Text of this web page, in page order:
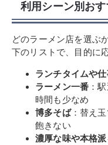
利用シーン別お
どのラーメン店を選ぶ
下のリストで、目的に
ランチタイムや
ラーメン一番 ：
時間も少なめ
博多そば：替え
飽きない
濃厚な味や本格